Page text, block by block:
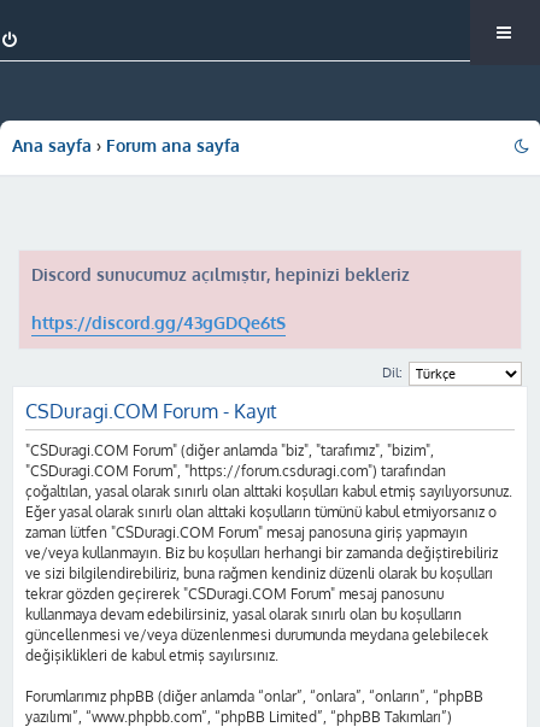
Ana sayfa Forum ana sayfa
Discord sunucumuz açılmıştır, hepinizi bekleriz
https://discord.gg/43gGDQe6tS
Dil:
CSDuragi.COM Forum - Kayıt
"CSDuragi.COM Forum" (diğer anlamda "biz", "tarafımız", "bizim",
"CSDuragi.COM Forum", "https://forum.csduragi.com") tarafından
çoğaltılan, yasal olarak sınırlı olan alttaki koşulları kabul etmiş sayılıyorsunuz.
Eğer yasal olarak sınırlı olan alttaki koşulların tümünü kabul etmiyorsanız o
zaman lütfen "CSDuragi.COM Forum" mesaj panosuna giriş yapmayın
ve/veya kullanmayın. Biz bu koşulları herhangi bir zamanda değiştirebiliriz
ve sizi bilgilendirebiliriz, buna rağmen kendiniz düzenli olarak bu koşulları
tekrar gözden geçirerek "CSDuragi.COM Forum" mesaj panosunu
kullanmaya devam edebilirsiniz, yasal olarak sınırlı olan bu koşulların
güncellenmesi ve/veya düzenlenmesi durumunda meydana gelebilecek
değişiklikleri de kabul etmiş sayılırsınız.
Forumlarımız phpBB (diğer anlamda “onlar”, “onlara”, “onların”, “phpBB
yazılımı”, “www.phpbb.com”, “phpBB Limited”, “phpBB Takımları”)